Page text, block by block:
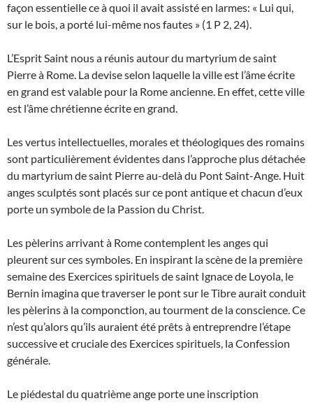
façon essentielle ce à quoi il avait assisté en larmes: « Lui qui,
sur le bois, a porté lui-même nos fautes » (1 P 2, 24).
L’Esprit Saint nous a réunis autour du martyrium de saint
Pierre à Rome. La devise selon laquelle la ville est l’âme écrite
en grand est valable pour la Rome ancienne. En effet, cette ville
est l’âme chrétienne écrite en grand.
Les vertus intellectuelles, morales et théologiques des romains
sont particulièrement évidentes dans l’approche plus détachée
du martyrium de saint Pierre au-delà du Pont Saint-Ange. Huit
anges sculptés sont placés sur ce pont antique et chacun d’eux
porte un symbole de la Passion du Christ.
Les pèlerins arrivant à Rome contemplent les anges qui
pleurent sur ces symboles. En inspirant la scène de la première
semaine des Exercices spirituels de saint Ignace de Loyola, le
Bernin imagina que traverser le pont sur le Tibre aurait conduit
les pèlerins à la componction, au tourment de la conscience. Ce
n’est qu’alors qu’ils auraient été prêts à entreprendre l’étape
successive et cruciale des Exercices spirituels, la Confession
générale.
Le piédestal du quatrième ange porte une inscription